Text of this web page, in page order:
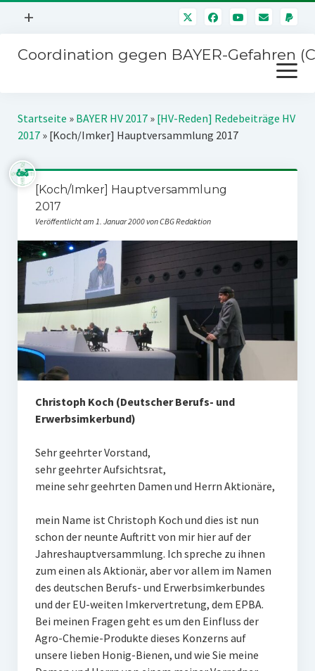
Menü
+
Mitmachen
Über uns
Kontakt
Impressum
Störfälle
Coordination gegen BAYER-Gefahren
Menü
öffnen
Kampagnen
BAYER-Hauptversammlungen
Stichwort BAYER
Jahrestagung
Startseite » BAYER HV 2017» [HV-Reden] Redebeiträge HV
2017» [Koch/Imker] Hauptversammlung 2017
[Koch/Imker] Hauptversammlung
2017
Veröffentlicht am 1. Januar 2000 von CBG Redaktion
Christoph Koch (Deutscher Berufs- und
Erwerbsimkerbund)
Sehr geehrter Vorstand,
sehr geehrter Aufsichtsrat,
meine sehr geehrten Damen und Herrn Aktionäre,
mein Name ist Christoph Koch und dies ist nun
schon der neunte Auftritt von mir hier auf der
Jahreshauptversammlung. Ich spreche zu ihnen
zum einen als Aktionär, aber vor allem im Namen
des deutschen Berufs- und Erwerbsimkerbundes
und der EU-weiten Imkervertretung, dem EPBA.
Bei meinen Fragen geht es um den Einfluss der
Agro-Chemie-Produkte dieses Konzerns auf
unsere lieben Honig-Bienen, und wie Sie meine